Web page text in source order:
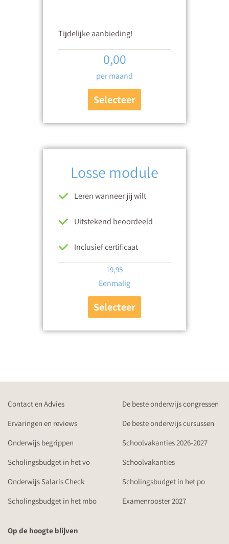
Tijdelijke aanbieding!
0,00
per maand
Selecteer
Losse module
Leren wanneer jij wilt
Uitstekend beoordeeld
Inclusief certificaat
19,95
Eenmalig
Selecteer
Contact en Advies
De beste onderwijs congressen
Ervaringen en reviews
De beste onderwijs cursussen
Onderwijs begrippen
Schoolvakanties 2026-2027
Scholingsbudget in het vo
Schoolvakanties
Onderwijs Salaris Check
Scholingsbudget in het po
Scholingsbudget in het mbo
Examenrooster 2027
Op de hoogte blijven